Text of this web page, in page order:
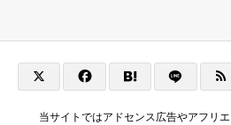
当サイトではアドセンス広告やアフリ